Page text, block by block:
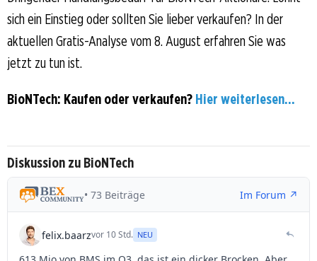
sich ein Einstieg oder sollten Sie lieber verkaufen? In der
aktuellen Gratis-Analyse vom 8. August erfahren Sie was
jetzt zu tun ist.
BioNTech: Kaufen oder verkaufen? Hier weiterlesen...
Diskussion zu BioNTech